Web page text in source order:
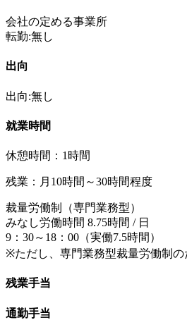
会社の定める事業所
転勤:無し
出向
出向:無し
就業時間
休憩時間：1時間
残業：月10時間～30時間程度
裁量労働制（専門業務型）
みなし労働時間 8.75時間 / 日
9：30～18：00（実働7.5時間）
※ただし、専門業務型裁量労働制の
残業手当
通勤手当